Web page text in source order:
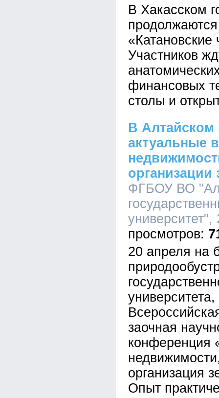
В Хакасском
«Катановские
Участников
финансовых
столы и
В Алтайском
актуальные
организации
ФГБОУ ВО
20 апреля на
заочная
конференция
организация
Опыт